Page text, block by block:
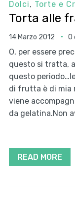
Dolci, Torte e
Torta alle
14 Marzo 2012 0
O, per essere
questo si tratta,
questo
di frutta è di mia
viene
da gelatina.Non
READ MORE